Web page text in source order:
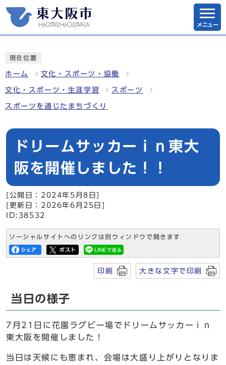
メニュー
現在位置
ホーム 文化・スポーツ・協働
文化・スポーツ・生涯学習 スポーツ
スポーツを通じたまちづくり
ドリームサッカーｉｎ東大
阪を開催しました！！
[公開日：2024年5月8日]
[更新日：2026年6月25日]
ID:38532
ソーシャルサイトへのリンクは別ウィンドウで開きます
印刷 大きな文字で印刷
当日の様子
7月21日に花園ラグビー場でドリームサッカーｉｎ
東大阪を開催しました！
当日は天候にも恵まれ、会場は大盛り上がりとなりま